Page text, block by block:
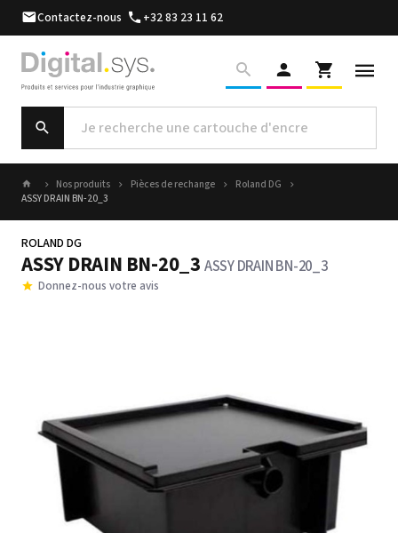
Contactez-nous +32 83 23 11 62
Nos produits Pièces de rechange
Roland DG
ASSY DRAIN BN-20_3
ROLAND DG
ASSY DRAIN BN-20_3 ASSY DRAIN BN-20_3
Donnez-nous votre avis